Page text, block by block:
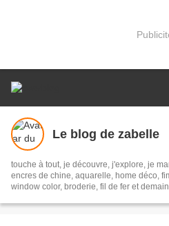
Le blog de zabelle
touche à tout, je découvre, j'explore, je
encres de chine, aquarelle, home déco,
window color, broderie, fil de fer et